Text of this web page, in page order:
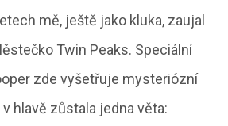
mě, ještě jako kluka, zaujal
Twin Peaks. Speciální
zde vyšetřuje mysteriózní
hlavě zůstala jedna věta: